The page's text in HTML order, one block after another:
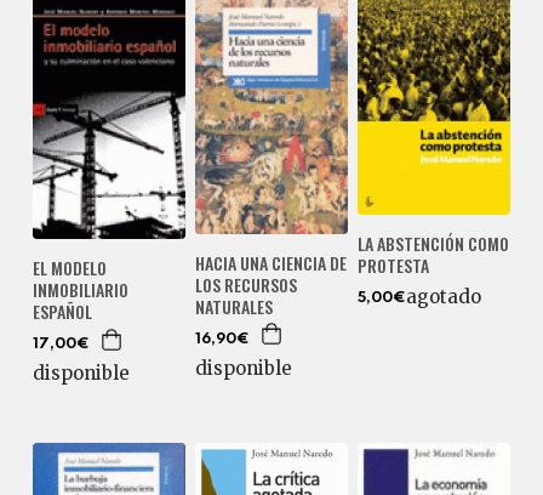
EL MODELO
INMOBILIARIO
ESPAÑOL
17,00€
disponible
HACIA UNA CIENCIA DE
LOS RECURSOS
NATURALES
16,90€
disponible
LA ABSTENCIÓN COMO
PROTESTA
5,00€agotado